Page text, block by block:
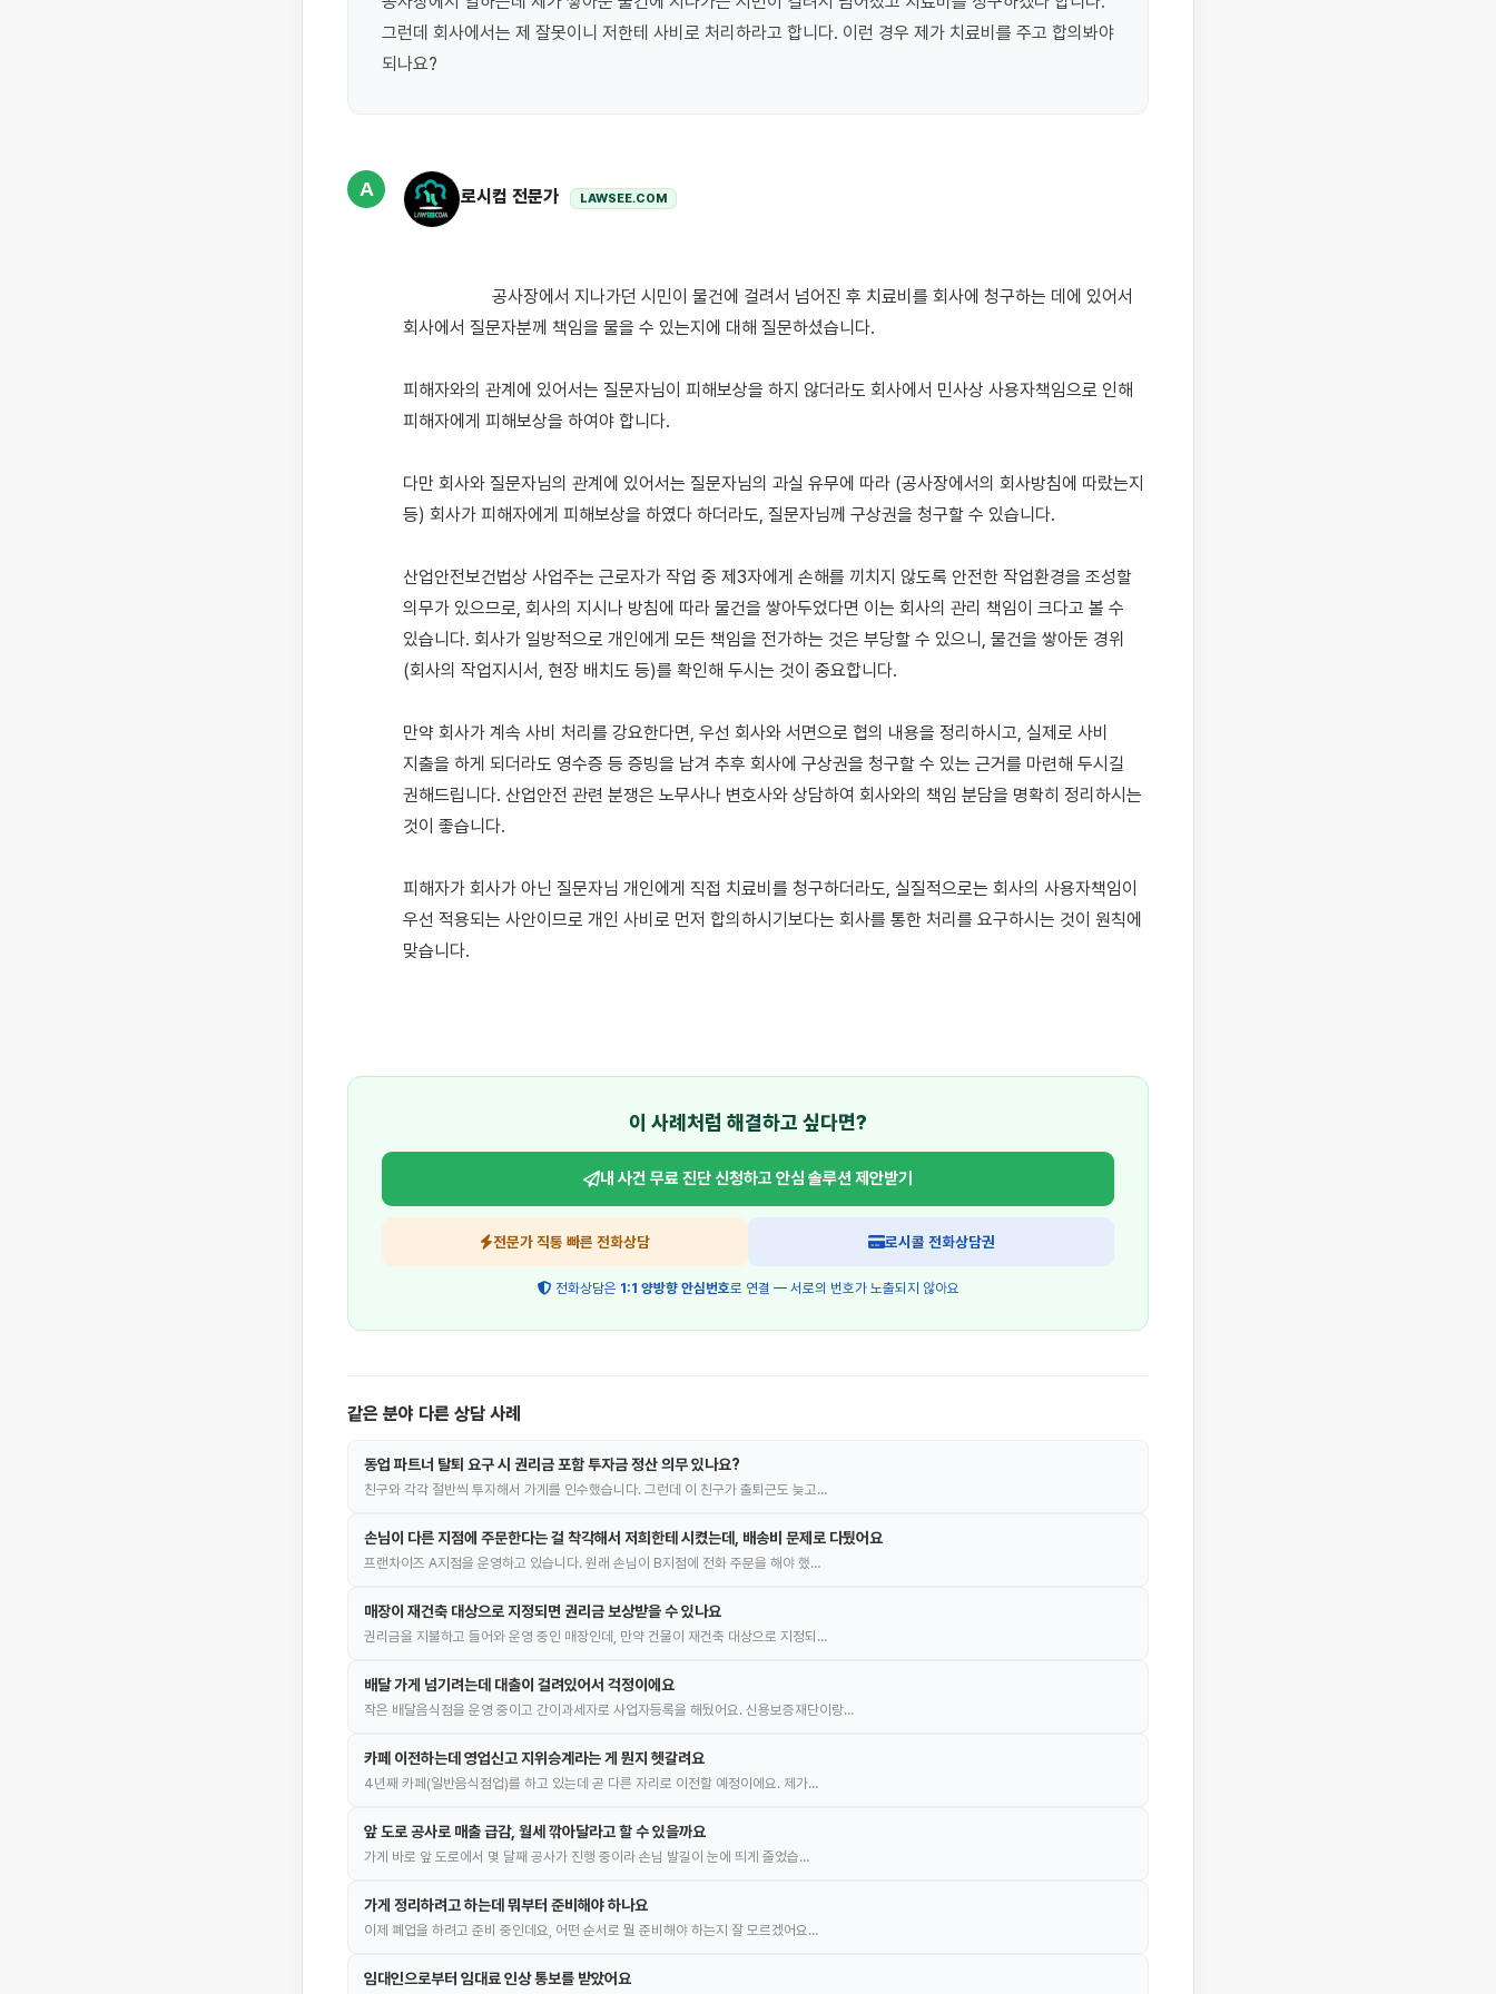
그런데 회사에서는 제 잘못이니 저한테 사비로 처리하라고 합니다. 이런 경우 제가 치료비를 주고 합의봐야
되나요?
A 로시컴 전문가 LAWSEE.COM
회사에서 질문자분께 책임을 물을 수 있는지에 대해 질문하셨습니다.
피해자와의 관계에 있어서는 질문자님이 피해보상을 하지 않더라도 회사에서 민사상 사용자책임으로 인해
피해자에게 피해보상을 하여야 합니다.
다만 회사와 질문자님의 관계에 있어서는 질문자님의 과실 유무에 따라 (공사장에서의 회사방침에 따랐는지
등) 회사가 피해자에게 피해보상을 하였다 하더라도, 질문자님께 구상권을 청구할 수 있습니다.
산업안전보건법상 사업주는 근로자가 작업 중 제3자에게 손해를 끼치지 않도록 안전한 작업환경을 조성할
의무가 있으므로, 회사의 지시나 방침에 따라 물건을 쌓아두었다면 이는 회사의 관리 책임이 크다고 볼 수
있습니다. 회사가 일방적으로 개인에게 모든 책임을 전가하는 것은 부당할 수 있으니, 물건을 쌓아둔 경위
(회사의 작업지시서, 현장 배치도 등)를 확인해 두시는 것이 중요합니다.
만약 회사가 계속 사비 처리를 강요한다면, 우선 회사와 서면으로 협의 내용을 정리하시고, 실제로 사비
지출을 하게 되더라도 영수증 등 증빙을 남겨 추후 회사에 구상권을 청구할 수 있는 근거를 마련해 두시길
권해드립니다. 산업안전 관련 분쟁은 노무사나 변호사와 상담하여 회사와의 책임 분담을 명확히 정리하시는
것이 좋습니다.
피해자가 회사가 아닌 질문자님 개인에게 직접 치료비를 청구하더라도, 실질적으로는 회사의 사용자책임이
우선 적용되는 사안이므로 개인 사비로 먼저 합의하시기보다는 회사를 통한 처리를 요구하시는 것이 원칙에
맞습니다.
이 사례처럼 해결하고 싶다면?
내 사건 무료 진단 신청하고안심 솔루션 제안받기
전문가 직통 빠른 전화상담 로시콜 전화상담권
전화상담은 1:1 양방향 안심번호로 연결 — 서로의 번호가 노출되지 않아요
같은 분야 다른 상담 사례
동업 파트너 탈퇴 요구 시 권리금 포함 투자금 정산 의무 있나요?
친구와 각각 절반씩 투자해서 가게를 인수했습니다. 그런데 이 친구가 출퇴근도 늦고…
손님이 다른 지점에 주문한다는 걸 착각해서 저희한테 시켰는데, 배송비 문제로 다퉜어요
프랜차이즈 A지점을 운영하고 있습니다. 원래 손님이 B지점에 전화 주문을 해야 했…
매장이 재건축 대상으로 지정되면 권리금 보상받을 수 있나요
권리금을 지불하고 들어와 운영 중인 매장인데, 만약 건물이 재건축 대상으로 지정되…
배달 가게 넘기려는데 대출이 걸려있어서 걱정이에요
작은 배달음식점을 운영 중이고 간이과세자로 사업자등록을 해뒀어요. 신용보증재단이랑…
카페 이전하는데 영업신고 지위승계라는 게 뭔지 헷갈려요
4년째 카페(일반음식점업)를 하고 있는데 곧 다른 자리로 이전할 예정이에요. 제가…
앞 도로 공사로 매출 급감, 월세 깎아달라고 할 수 있을까요
가게 바로 앞 도로에서 몇 달째 공사가 진행 중이라 손님 발길이 눈에 띄게 줄었습…
가게 정리하려고 하는데 뭐부터 준비해야 하나요
이제 폐업을 하려고 준비 중인데요, 어떤 순서로 뭘 준비해야 하는지 잘 모르겠어요…
임대인으로부터 임대료 인상 통보를 받았어요